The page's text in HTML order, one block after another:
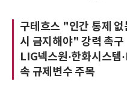
구테흐스 "인간 통제
시 금지해야" 강력 촉구
LIG넥스원·한화시스템
속 규제변수 주목